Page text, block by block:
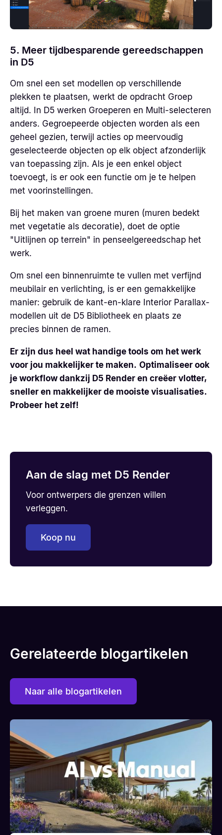
5. Meer tijdbesparende gereedschappen
in D5
Om snel een set modellen op verschillende
plekken te plaatsen, werkt de opdracht Groep
altijd. In D5 werken Groeperen en Multi-selecteren
anders. Gegroepeerde objecten worden als een
geheel gezien, terwijl acties op meervoudig
geselecteerde objecten op elk object afzonderlijk
van toepassing zijn. Als je een enkel object
toevoegt, is er ook een functie om je te helpen
met voorinstellingen.
Bij het maken van groene muren (muren bedekt
met vegetatie als decoratie), doet de optie
"Uitlijnen op terrein" in penseelgereedschap het
werk.
Om snel een binnenruimte te vullen met verfijnd
meubilair en verlichting, is er een gemakkelijke
manier: gebruik de kant-en-klare Interior Parallax-
modellen uit de D5 Bibliotheek en plaats ze
precies binnen de ramen.
Er zijn dus heel wat handige tools om het werk
voor jou makkelijker te maken. Optimaliseer ook
je workflow dankzij D5 Render en creëer vlotter,
sneller en makkelijker de mooiste visualisaties.
Probeer het zelf!
Aan de slag met D5 Render
Voor ontwerpers die grenzen willen
verleggen.
Koop nu
Gerelateerde blogartikelen
Naar alle blogartikelen